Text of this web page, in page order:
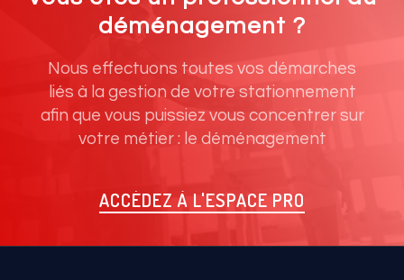
déménagement ?
Nous effectuons toutes vos démarches
liés à la gestion de votre stationnement
afin que vous puissiez vous concentrer sur
votre métier : le déménagement
ACCÉDEZ À L'ESPACE PRO